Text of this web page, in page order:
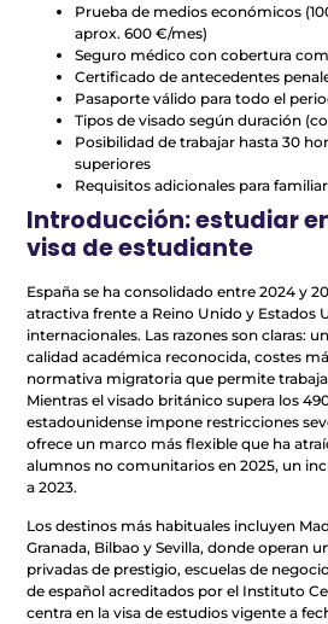
Prueba de medios económicos
aprox. 600 €/mes)
Seguro médico con cobertura
Certificado de antecedentes
Pasaporte válido para todo el
Tipos de visado según duración
Posibilidad de trabajar hasta 30
superiores
Requisitos adicionales para
Introducción: estudiar
visa de estudiante
España se ha consolidado entre 2024 y
atractiva frente a Reino Unido y Estados
internacionales. Las razones son claras:
calidad académica reconocida, costes
normativa migratoria que permite
Mientras el visado británico supera los
estadounidense impone restricciones
ofrece un marco más flexible que ha
alumnos no comunitarios en 2025, un
a 2023.
Los destinos más habituales incluyen
Granada, Bilbao y Sevilla, donde operan
privadas de prestigio, escuelas de
de español acreditados por el Instituto
centra en la visa de estudios vigente a